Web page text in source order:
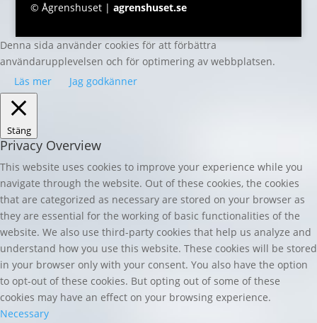
© Ågrenshuset | agrenshuset.se
Denna sida använder cookies för att förbättra
användarupplevelsen och för optimering av webbplatsen.
Läs mer
Jag godkänner
Stäng
Privacy Overview
This website uses cookies to improve your experience while you
navigate through the website. Out of these cookies, the cookies
that are categorized as necessary are stored on your browser as
they are essential for the working of basic functionalities of the
website. We also use third-party cookies that help us analyze and
understand how you use this website. These cookies will be stored
in your browser only with your consent. You also have the option
to opt-out of these cookies. But opting out of some of these
cookies may have an effect on your browsing experience.
Necessary